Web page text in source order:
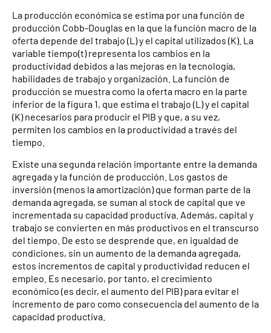
La producción económica se estima por una función de
producción Cobb-Douglas en la que la función macro de la
oferta depende del trabajo (L) y el capital utilizados (K). La
variable tiempo(t) representa los cambios en la
productividad debidos a las mejoras en la tecnología,
habilidades de trabajo y organización. La función de
producción se muestra como la oferta macro en la parte
inferior de la figura 1, que estima el trabajo (L) y el capital
(K) necesarios para producir el PIB y que, a su vez,
permiten los cambios en la productividad a través del
tiempo.
Existe una segunda relación importante entre la demanda
agregada y la función de producción. Los gastos de
inversión (menos la amortización) que forman parte de la
demanda agregada, se suman al stock de capital que ve
incrementada su capacidad productiva. Además, capital y
trabajo se convierten en más productivos en el transcurso
del tiempo. De esto se desprende que, en igualdad de
condiciones, sin un aumento de la demanda agregada,
estos incrementos de capital y productividad reducen el
empleo. Es necesario, por tanto, el crecimiento
económico (es decir, el aumento del PIB) para evitar el
incremento de paro como consecuencia del aumento de la
capacidad productiva.